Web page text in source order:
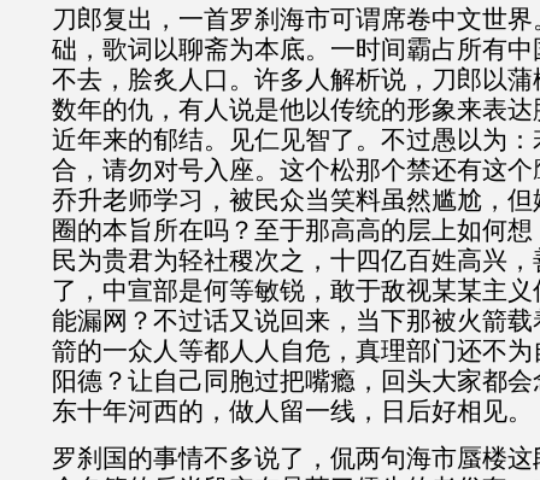
刀郎复出，一首罗刹海市可谓席卷中文世
础，歌词以聊斋为本底。一时间霸占所有
不去，脍炙人口。许多人解析说，刀郎以
数年的仇，有人说是他以传统的形象来表
近年来的郁结。见仁见智了。不过愚以为
合，请勿对号入座。这个松那个禁还有这
乔升老师学习，被民众当笑料虽然尴尬，
圈的本旨所在吗？至于那高高的层上如何
民为贵君为轻社稷次之，十四亿百姓高兴
了，中宣部是何等敏锐，敢于敌视某某主
能漏网？不过话又说回来，当下那被火箭
箭的一众人等都人人自危，真理部门还不
阳德？让自己同胞过把嘴瘾，回头大家都
东十年河西的，做人留一线，日后好相见。
罗刹国的事情不多说了，侃两句海市蜃楼